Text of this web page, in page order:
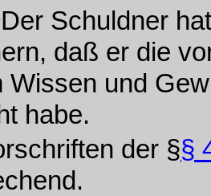
Der Schuldner
daß er die
Wissen und
habe.
der §§